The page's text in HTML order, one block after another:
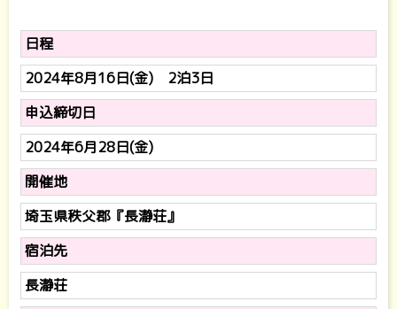
日程
2024年8月16日(金) 2泊3日
申込締切日
2024年6月28日(金)
開催地
埼玉県秩父郡『長瀞荘』
宿泊先
長瀞荘